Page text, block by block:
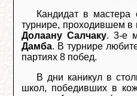
Кандидат в мастера
турнире, проходившем в
Долаану Салчаку. 3-е
Дамба. В турнире
партиях 8 побед.
В дни каникул в
школ, победивших в